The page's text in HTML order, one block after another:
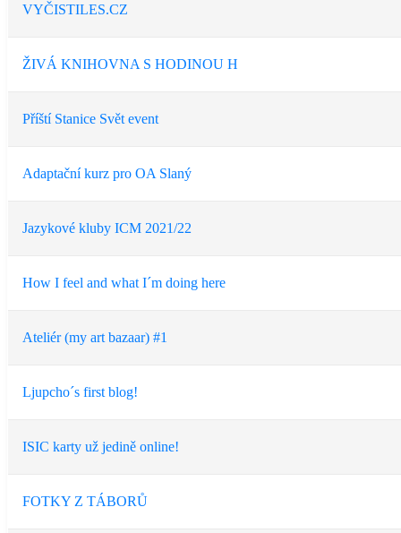
VYČISTILES.CZ
ŽIVÁ KNIHOVNA S HODINOU H
Příští Stanice Svět event
Adaptační kurz pro OA Slaný
Jazykové kluby ICM 2021/22
How I feel and what I´m doing here
Ateliér (my art bazaar) #1
Ljupcho´s first blog!
ISIC karty už jedině online!
FOTKY Z TÁBORŮ